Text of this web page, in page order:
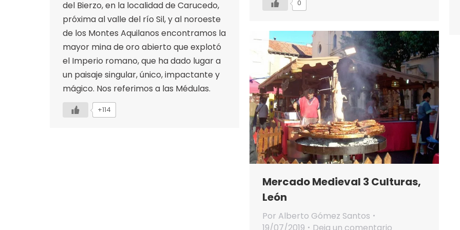
del Bierzo, en la localidad de Carucedo,
próxima al valle del río Sil, y al noroeste
de los Montes Aquilanos encontramos la
mayor mina de oro abierto que explotó
el Imperio romano, que ha dado lugar a
un paisaje singular, único, impactante y
mágico. Nos referimos a las Médulas.
+114
0
Mercado Medieval 3 Culturas,
León
Por Alberto Gómez Santos
19/07/2019
Deja un comentario